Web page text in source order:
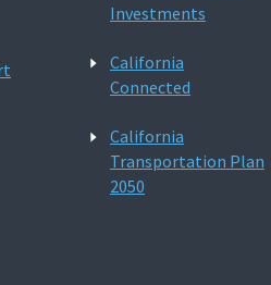
Investments
California
Connected
California
Transportation Plan
2050